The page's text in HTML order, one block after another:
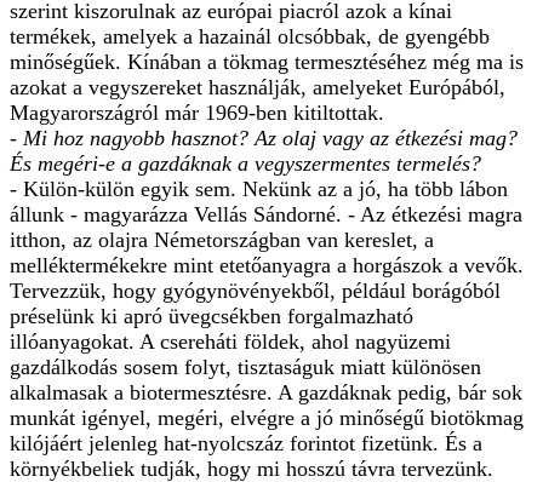
szerint kiszorulnak az európai piacról azok a kínai
termékek, amelyek a hazainál olcsóbbak, de gyengébb
minőségűek. Kínában a tökmag termesztéséhez még ma is
azokat a vegyszereket használják, amelyeket Európából,
Magyarországról már 1969-ben kitiltottak.
- Mi hoz nagyobb hasznot? Az olaj vagy az étkezési mag?
És megéri-e a gazdáknak a vegyszermentes termelés?
- Külön-külön egyik sem. Nekünk az a jó, ha több lábon
állunk - magyarázza Vellás Sándorné. - Az étkezési magra
itthon, az olajra Németországban van kereslet, a
melléktermékekre mint etetőanyagra a horgászok a vevők.
Tervezzük, hogy gyógynövényekből, például borágóból
préselünk ki apró üvegcsékben forgalmazható
illóanyagokat. A csereháti földek, ahol nagyüzemi
gazdálkodás sosem folyt, tisztaságuk miatt különösen
alkalmasak a biotermesztésre. A gazdáknak pedig, bár sok
munkát igényel, megéri, elvégre a jó minőségű biotökmag
kilójáért jelenleg hat-nyolcszáz forintot fizetünk. És a
környékbeliek tudják, hogy mi hosszú távra tervezünk.